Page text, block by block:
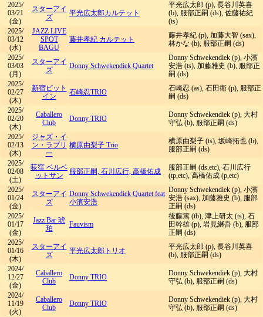
2025/
03/21
(金)
スターアイ
ズ
平光広太郎カルテット
平光広太郎 (p), 長谷川英喜
(b), 服部正嗣 (ds), 佐藤祐紀
(ts)
2025/
03/12
(水)
JAZZ LIVE
SPOT
BAGU
藤井孝紀 カルテット
藤井孝紀 (p), 加藤大智 (sax),
林かな (b), 服部正嗣 (ds)
2025/
03/03
(月)
スターアイ
ズ
Donny Schwekendiek Quartet
Donny Schwekendiek (p), 小濱
安浩 (ts), 加藤雅史 (b), 服部正
嗣 (ds)
2025/
02/27
(木)
新宿ピット
イン
石崎忍TRIO
石崎忍 (as), 石田衛 (p), 服部正
嗣 (ds)
2025/
02/20
(木)
Caballero
Club
Donny TRIO
Donny Schwekendiek (p), 大村
守弘 (b), 服部正嗣 (ds)
2025/
02/13
(木)
ジャズ・イ
ン・ラブリ
ー
横原由梨子 Trio
横原由梨子 (ts), 坂崎拓也 (b),
服部正嗣 (ds)
2025/
02/08
(土)
荻窪 ベルベ
ットサン
服部正嗣, 石川広行, 高橋佑成
服部正嗣 (ds,etc), 石川広行
(tp,etc), 高橋佑成 (p,etc)
2025/
01/24
(金)
スターアイ
ズ
Donny Schwekendiek Quartet feat
小濱安浩
Donny Schwekendiek (p), 小濱
安浩 (sax), 加藤雅史 (b), 服部
正嗣 (ds)
2025/
01/17
(金)
Jazz Bar 琥
珀
Fauvism
後藤篤 (tb), 津上研太 (ts), 石
田幹雄 (p), 岩見継吾 (b), 服部
正嗣 (ds)
2025/
01/16
(木)
スターアイ
ズ
平光広太郎トリオ
平光広太郎 (p), 長谷川英喜
(b), 服部正嗣 (ds)
2024/
12/27
(金)
Caballero
Club
Donny TRIO
Donny Schwekendiek (p), 大村
守弘 (b), 服部正嗣 (ds)
2024/
11/19
(火)
Caballero
Club
Donny TRIO
Donny Schwekendiek (p), 大村
守弘 (b), 服部正嗣 (ds)